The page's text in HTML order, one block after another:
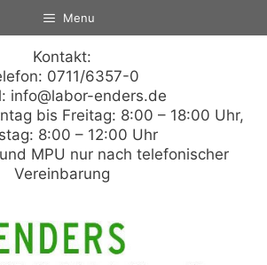
Menu
Kontakt:
0711/6357-0
info@labor-enders.de
bis Freitag: 8:00 – 18:00 Uhr,
8:00 – 12:00 Uhr
MPU nur nach telefonischer
Vereinbarung